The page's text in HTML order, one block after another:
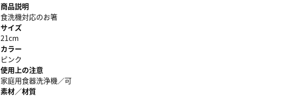
商品説明
食洗機対応のお箸
サイズ
21cm
カラー
ピンク
使用上の注意
家庭用食器洗浄機／可
素材／材質